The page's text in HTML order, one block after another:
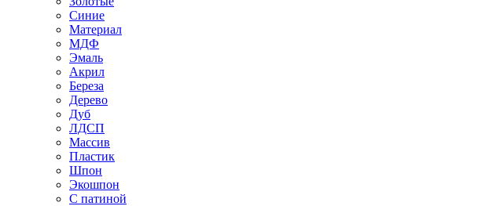
Синие
Материал
МДФ
Эмаль
Акрил
Береза
Дерево
Дуб
ЛДСП
Массив
Пластик
Шпон
Экошпон
С патиной